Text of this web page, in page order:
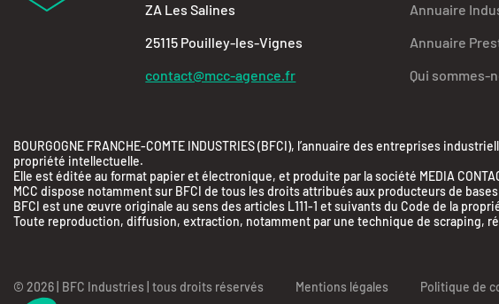
ZA Les Salines
25115 Pouilley-les-Vignes
contact@mcc-agence.fr
Annuaire
Annuaire
Qui sommes-
BOURGOGNE FRANCHE-COMTE INDUSTRIES (BFCI), l’annuaire des entreprises
propriété intellectuelle.
Elle est éditée au format papier et électronique, et produite par la société MEDIA
MCC dispose notamment sur BFCI de tous les droits attribués aux producteurs de
BFCI est une œuvre originale au sens des articles L111-1 et suivants du Code de la
Toute reproduction, diffusion, extraction, notamment par une technique de scraping,
© 2026 | BFC Industries | tous droits réservés Mentions légales Politique de
Axeptio consent
Plateforme de Gestion du Consentement : Personnalisez vos